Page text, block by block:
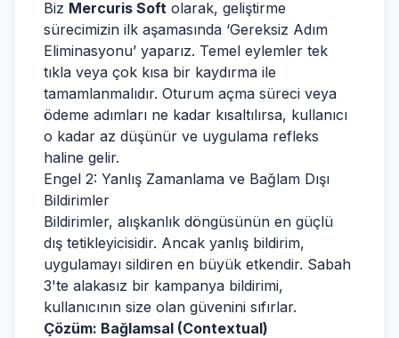
Biz Mercuris Soft olarak, geliştirme
sürecimizin ilk aşamasında ‘Gereksiz Adım
Eliminasyonu’ yaparız. Temel eylemler tek
tıkla veya çok kısa bir kaydırma ile
tamamlanmalıdır. Oturum açma süreci veya
ödeme adımları ne kadar kısaltılırsa, kullanıcı
o kadar az düşünür ve uygulama refleks
haline gelir.
Engel 2: Yanlış Zamanlama ve Bağlam Dışı
Bildirimler
Bildirimler, alışkanlık döngüsünün en güçlü
dış tetikleyicisidir. Ancak yanlış bildirim,
uygulamayı sildiren en büyük etkendir. Sabah
3'te alakasız bir kampanya bildirimi,
kullanıcının size olan güvenini sıfırlar.
Çözüm: Bağlamsal (Contextual)